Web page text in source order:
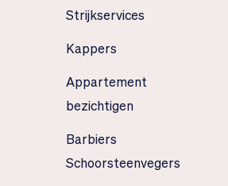
Strijkservices
Kappers
Appartement
bezichtigen
Barbiers
Schoorsteenvegers